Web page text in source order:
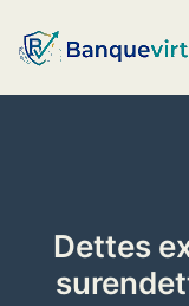
au
contenu
Dettes